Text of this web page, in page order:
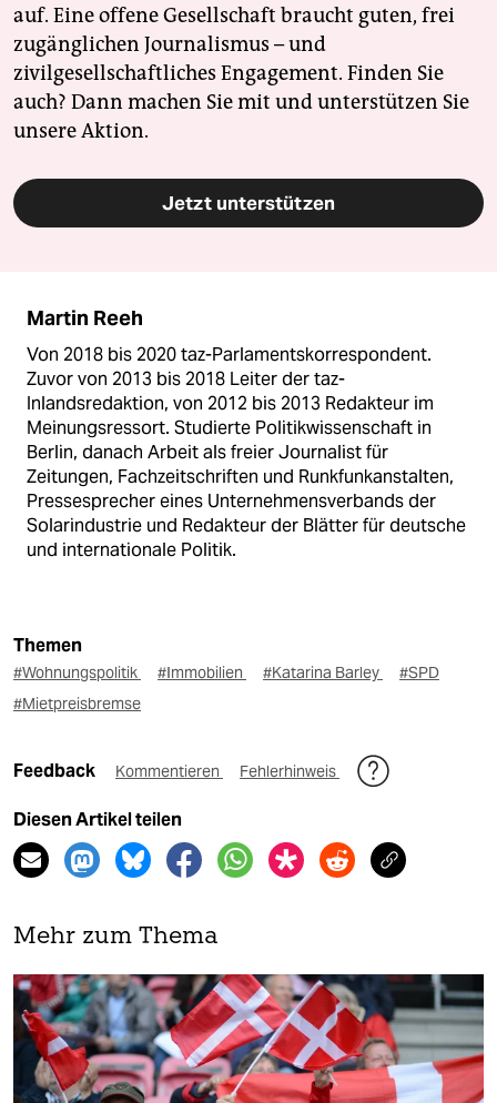
auf. Eine offene Gesellschaft braucht guten, frei
zugänglichen Journalismus – und
zivilgesellschaftliches Engagement. Finden Sie
auch? Dann machen Sie mit und unterstützen Sie
unsere Aktion.
Jetzt unterstützen
Martin Reeh
Von 2018 bis 2020 taz-Parlamentskorrespondent.
Zuvor von 2013 bis 2018 Leiter der taz-
Inlandsredaktion, von 2012 bis 2013 Redakteur im
Meinungsressort. Studierte Politikwissenschaft in
Berlin, danach Arbeit als freier Journalist für
Zeitungen, Fachzeitschriften und Runkfunkanstalten,
Pressesprecher eines Unternehmensverbands der
Solarindustrie und Redakteur der Blätter für deutsche
und internationale Politik.
Themen
#Wohnungspolitik #Immobilien #Katarina Barley
#SPD
#Mietpreisbremse
Feedback Kommentieren Fehlerhinweis
Diesen Artikel teilen
Mehr zum Thema